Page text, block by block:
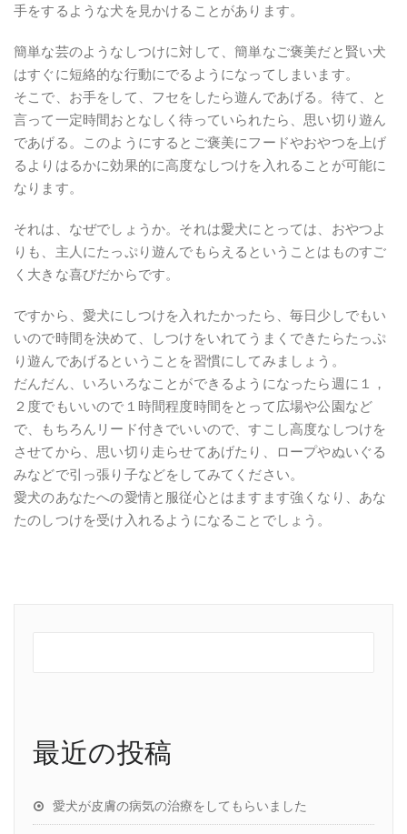
手をするような犬を見かけることがあります。
簡単な芸のようなしつけに対して、簡単なご褒美だと賢い犬
はすぐに短絡的な行動にでるようになってしまいます。
そこで、お手をして、フセをしたら遊んであげる。待て、と
言って一定時間おとなしく待っていられたら、思い切り遊ん
であげる。このようにするとご褒美にフードやおやつを上げ
るよりはるかに効果的に高度なしつけを入れることが可能に
なります。
それは、なぜでしょうか。それは愛犬にとっては、おやつよ
りも、主人にたっぷり遊んでもらえるということはものすご
く大きな喜びだからです。
ですから、愛犬にしつけを入れたかったら、毎日少しでもい
いので時間を決めて、しつけをいれてうまくできたらたっぷ
り遊んであげるということを習慣にしてみましょう。
だんだん、いろいろなことができるようになったら週に１，
２度でもいいので１時間程度時間をとって広場や公園など
で、もちろんリード付きでいいので、すこし高度なしつけを
させてから、思い切り走らせてあげたり、ロープやぬいぐる
みなどで引っ張り子などをしてみてください。
愛犬のあなたへの愛情と服従心とはますます強くなり、あな
たのしつけを受け入れるようになることでしょう。
最近の投稿
愛犬が皮膚の病気の治療をしてもらいました